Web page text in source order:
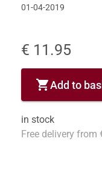
01-04-2019
€ 11.95
shopping_cartAdd to
in stock
Free delivery from